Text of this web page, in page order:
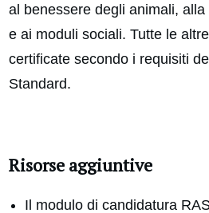
al benessere degli animali,
e ai moduli sociali. Tutte le
certificate secondo i requisiti
Standard.
Risorse aggiuntive
Il modulo di candidatura